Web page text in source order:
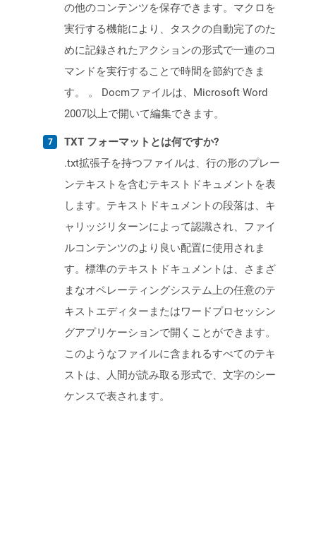
の他のコンテンツを保存できます。マクロを
実行する機能により、タスクの自動完了のた
めに記録されたアクションの形式で一連のコ
マンドを実行することで時間を節約できま
す。 。 Docmファイルは、Microsoft Word
2007以上で開いて編集できます。
TXT フォーマットとは何ですか?
.txt拡張子を持つファイルは、行の形のプレー
ンテキストを含むテキストドキュメントを表
します。テキストドキュメントの段落は、キ
ャリッジリターンによって認識され、ファイ
ルコンテンツのより良い配置に使用されま
す。標準のテキストドキュメントは、さまざ
まなオペレーティングシステム上の任意のテ
キストエディターまたはワードプロセッシン
グアプリケーションで開くことができます。
このようなファイルに含まれるすべてのテキ
ストは、人間が読み取る形式で、文字のシー
ケンスで表されます。